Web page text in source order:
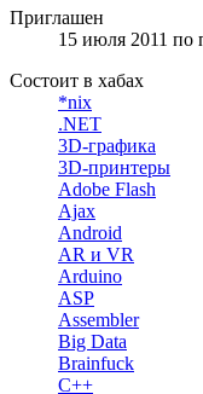
Приглашен
15 июля 2011 по
Состоит в хабах
*nix
.NET
3D-графика
3D-принтеры
Adobe Flash
Ajax
Android
AR и VR
Arduino
ASP
Assembler
Big Data
Brainfuck
C++